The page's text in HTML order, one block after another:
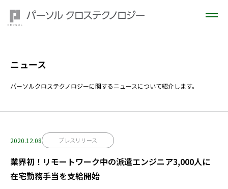
ニュース
パーソルクロステクノロジーに関するニュースについて紹介します。
2020.12.08 プレスリリース
業界初！リモートワーク中の派遣エンジニア3,000人に
在宅勤務手当を支給開始